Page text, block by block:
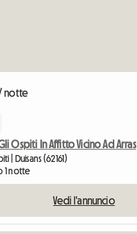
notte
Ospiti In Affitto Vicino Ad Arras
| Duisans (62161)
1 notte
Vedi l'annuncio